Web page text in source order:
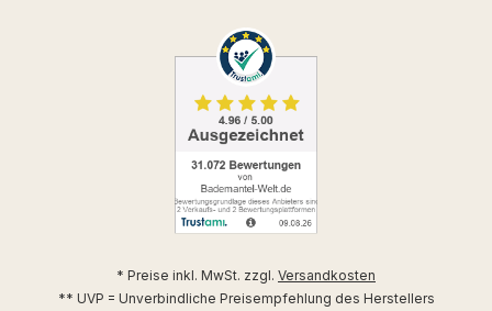
* Preise inkl. MwSt. zzgl. Versandkosten
** UVP = Unverbindliche Preisempfehlung des Herstellers